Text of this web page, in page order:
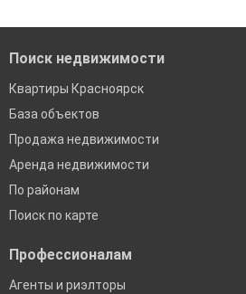
Поиск недвижимости
Квартиры Красноярск
База объектов
Продажа недвижимости
Аренда недвижимости
По районам
Поиск по карте
Профессионалам
Агенты и риэлторы